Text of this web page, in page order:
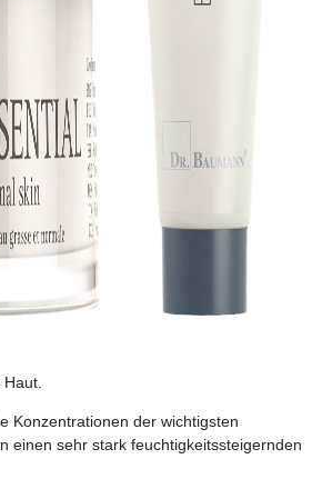
Konzentrationen der wichtigsten
einen sehr stark feuchtigkeitssteigernden